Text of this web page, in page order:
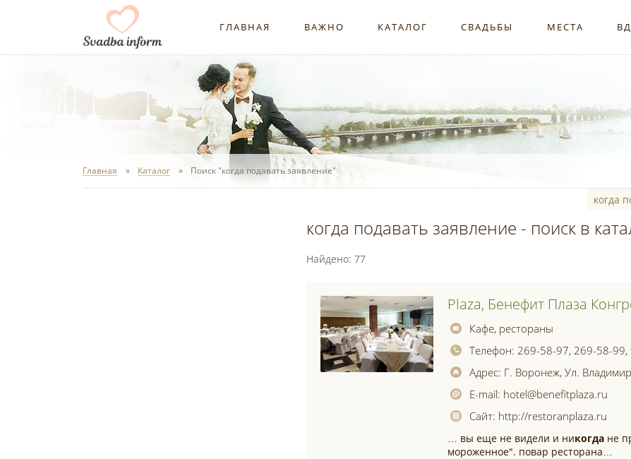
ГЛАВНАЯ ВАЖНО КАТАЛОГ СВАДЬБЫ МЕСТА
Главная Каталог Поиск "когда подавать заявление"
когда подавать заявление - поиск в
Найдено: 77
Plaza, Бенефит Плаза
Кафе, рестораны
Телефон:269-58-97, 269-58-
Адрес: Г. Воронеж, Ул.
E-mail: hotel@benefitplaza.ru
Сайт: http://restoranplaza.ru
… вы еще не видели и никогда не
мороженное". повар ресторана…